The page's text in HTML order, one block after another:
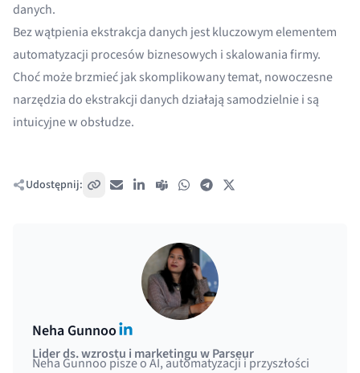
danych.
Bez wątpienia ekstrakcja danych jest kluczowym elementem
automatyzacji procesów biznesowych i skalowania firmy.
Choć może brzmieć jak skomplikowany temat, nowoczesne
narzędzia do ekstrakcji danych działają samodzielnie i są
intuicyjne w obsłudze.
Udostępnij: Skopiuj link
E-mail LinkedIn
Teams WhatsAppTelegram
Neha GunnooLinkedIn
Lider ds. wzrostu i marketingu w Parseur
Neha Gunnoo pisze o AI, automatyzacji i przyszłości